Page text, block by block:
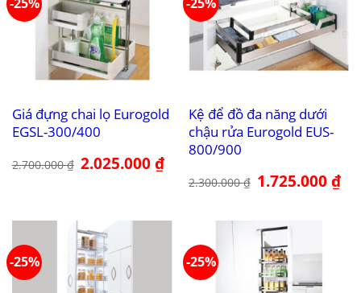
Giá đựng chai lọ Eurogold
EGSL-300/400
2.700.000₫ Giá
gốc
2.025.000₫Giá
hiện
Kệ để đồ đa năng dưới
chậu rửa Eurogold EUS-
800/900
2.300.000₫ Giá
gốc
1.725.000₫Giá
-25% -25%